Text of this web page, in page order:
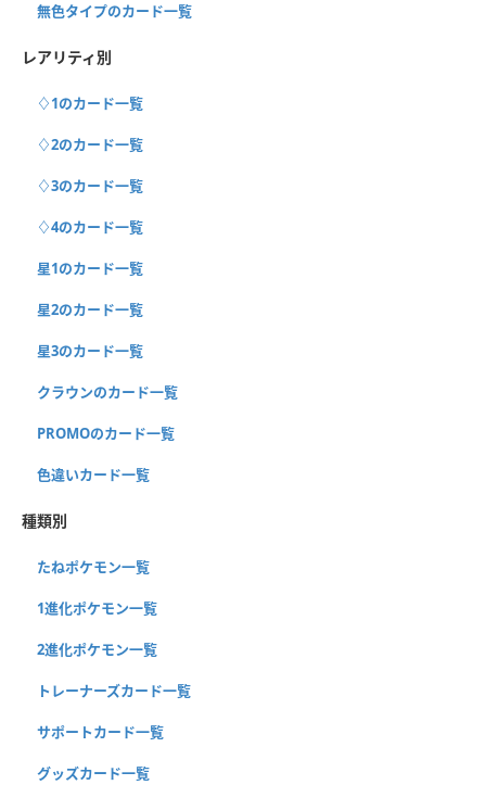
無色タイプのカード一覧
レアリティ別
♢1のカード一覧
♢2のカード一覧
♢3のカード一覧
♢4のカード一覧
星1のカード一覧
星2のカード一覧
星3のカード一覧
クラウンのカード一覧
PROMOのカード一覧
色違いカード一覧
種類別
たねポケモン一覧
1進化ポケモン一覧
2進化ポケモン一覧
トレーナーズカード一覧
サポートカード一覧
グッズカード一覧